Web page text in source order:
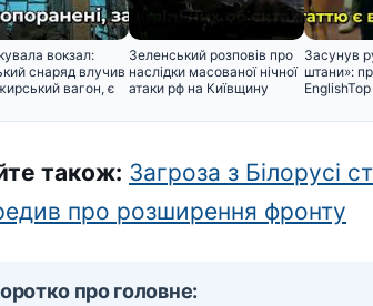
вокзал:
снаряд влучив
вагон, є
Зеленський розповів про
наслідки масованої нічної
атаки рф на Київщину
Засунув
штани»:
також: Загроза з Білорусі
про розширення фронту
про головне: